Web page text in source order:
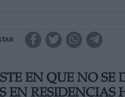
EN QUE NO SE
EN RESIDENCIAS